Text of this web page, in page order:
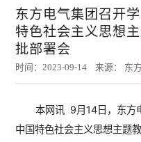
东方电气集团召开
特色社会主义思想
批部署会
时间：2023-09-14 来源： 东
本网讯 9月14日，东方
中国特色社会主义思想主题